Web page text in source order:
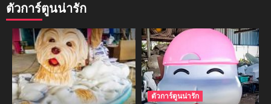
ตัวการ์ตูนน่ารัก
ตัวการ์ตูนน่ารัก